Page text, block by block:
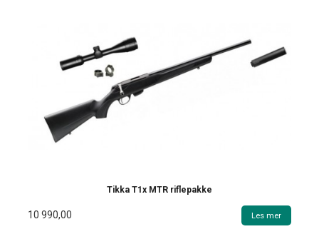
Tikka T1x MTR riflepakke
10 990,00 Les mer